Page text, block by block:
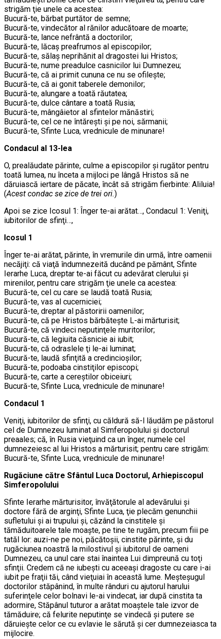
strigăm ţie unele ca acestea:
Bucură-te, bărbat purtător de semne;
Bucură-te, vindecător al rănilor aducătoare de moarte;
Bucură-te, lance nefrântă a doctorilor;
Bucură-te, lăcaş preafrumos al episcopilor;
Bucură-te, sălaş neprihănit al dragostei lui Hristos;
Bucură-te, nume preadulce casnicilor lui Dumnezeu;
Bucură-te, că ai primit cununa ce nu se ofileşte;
Bucură-te, că ai gonit taberele demonilor;
Bucură-te, alungare a toată răutatea;
Bucură-te, dulce cântare a toată Rusia;
Bucură-te, mângâietor al sfintelor mănăstiri;
Bucură-te, cel ce ne întăreşti şi pe noi, sărmanii;
Bucură-te, Sfinte Luca, vrednicule de minunare!
Condacul al 13-lea
O, prealăudate părinte, culme a episcopilor şi rugător pentru
toată lumea, nu înceta a mijloci pe lângă Hristos să ne
dăruiască iertare de păcate, încât să strigăm fierbinte: Aliluia!
(Acest condac se zice de trei ori.)
Apoi se zice Icosul 1: Înger te-ai arătat…, Condacul 1: Veniţi,
iubitorilor de sfinţi…,
Icosul 1
Înger te-ai arătat, părinte, în vremurile din urmă, între oamenii
necăjiţi: că viaţă îndumnezeită ducând pe pământ, Sfinte
Ierarhe Luca, dreptar te-ai făcut cu adevărat clerului şi
mirenilor, pentru care strigăm ţie unele ca acestea:
Bucură-te, cel cu care se laudă toată Rusia;
Bucură-te, vas al cucerniciei;
Bucură-te, dreptar al păstoririi oamenilor;
Bucură-te, că pe Hristos bărbăteşte L-ai mărturisit;
Bucură-te, că vindeci neputinţele muritorilor;
Bucură-te, că legiuita căsnicie ai iubit;
Bucură-te, că odraslele ţi le-ai luminat;
Bucură-te, laudă sfinţită a credincioşilor;
Bucură-te, podoaba cinstiţilor episcopi;
Bucură-te, carte a cereştilor obiceiuri;
Bucură-te, Sfinte Luca, vrednicule de minunare!
Condacul 1
Veniţi, iubitorilor de sfinţi, cu căldură să-l lăudăm pe păstorul
cel de Dumnezeu luminat al Simferopolului şi doctorul
preaales; că, în Rusia vieţuind ca un înger, numele cel
dumnezeiesc al lui Hristos a mărturisit; pentru care strigăm:
Bucură-te, Sfinte Luca, vrednicule de minunare!
Rugăciune către Sfântul Luca Doctorul, Arhiepiscopul
Simferopolului
Sfinte Ierarhe mărturisitor, învăţătorule al adevărului şi
doctore fără de arginţi, Sfinte Luca, ţie plecăm genunchii
sufletului şi ai trupului şi, căzând la cinstitele şi
tămăduitoarele tale moaşte, pe tine te rugăm, precum fiii pe
tatăl lor: auzi-ne pe noi, păcătoşii, cinstite părinte, şi du
rugăciunea noastră la milostivul şi iubitorul de oameni
Dumnezeu, ca unul care stai înaintea Lui dimpreună cu toţi
sfinţii. Credem că ne iubeşti cu aceeaşi dragoste cu care i-ai
iubit pe fraţii tăi, când vieţuiai în această lume. Meşteşugul
doctorilor stăpânind, în multe rânduri cu ajutorul harului
suferinţele celor bolnavi le-ai vindecat, iar după cinstita ta
adormire, Stăpânul tuturor a arătat moaştele tale izvor de
tămăduire; că felurite neputinţe se vindecă şi putere se
dăruieşte celor ce cu evlavie le sărută şi cer dumnezeiasca ta
mijlocire.